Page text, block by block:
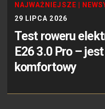
NAJWAŻNIEJSZE
29 LIPCA 2026
Test roweru
E26 3.0 Pro –
komfortowy